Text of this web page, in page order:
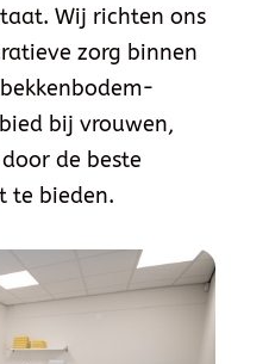
Wij richten ons
zorg binnen
bij vrouwen,
de beste
te bieden.